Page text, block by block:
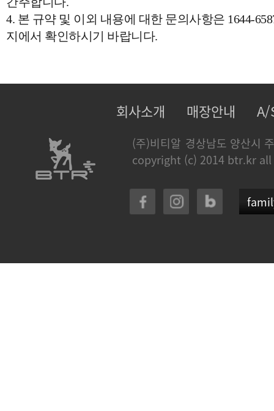
4. 본 규약 및 이외 내용에 대한 문의사항은 1644-
지에서 확인하시기 바랍니다.
회사소개 매장안내 A/
(주)비티알 경상남도 양산시
copyright (c) 2014 btr.kr